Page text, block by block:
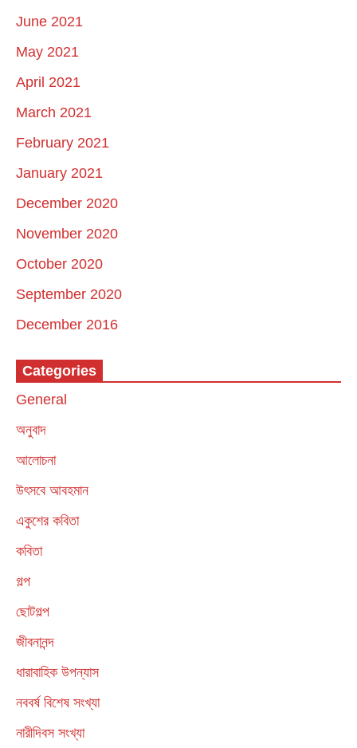
June 2021
May 2021
April 2021
March 2021
February 2021
January 2021
December 2020
November 2020
October 2020
September 2020
December 2016
Categories
General
অনুবাদ
আলোচনা
উৎসবে আবহমান
একুশের কবিতা
কবিতা
গল্প
ছোটগল্প
জীবনানন্দ
ধারাবাহিক উপন্যাস
নববর্ষ বিশেষ সংখ্যা
নারীদিবস সংখ্যা